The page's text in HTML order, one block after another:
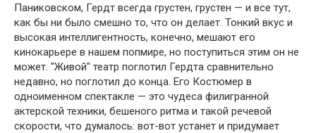
Паниковском, Гердт всегда грустен, грустен — и все тут,
как бы ни было смешно то, что он делает. Тонкий вкус и
высокая интеллигентность, конечно, мешают его
кинокарьере в нашем попмире, но поступиться этим он не
может. "Живой" театр поглотил Гердта сравнительно
недавно, но поглотил до конца. Его Костюмер в
одноименном спектакле — это чудеса филигранной
актерской техники, бешеного ритма и такой речевой
скорости, что думалось: вот-вот устанет и придумает